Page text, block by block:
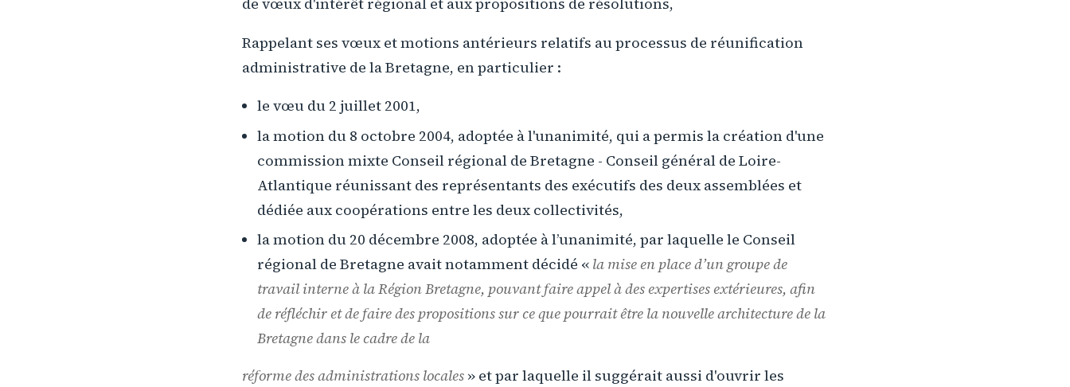
Rappelant ses vœux et motions antérieurs relatifs au processus de réunification
administrative de la Bretagne, en particulier :
le vœu du 2 juillet 2001,
la motion du 8 octobre 2004, adoptée à l'unanimité, qui a permis la création d'une
commission mixte Conseil régional de Bretagne - Conseil général de Loire-
Atlantique réunissant des représentants des exécutifs des deux assemblées et
dédiée aux coopérations entre les deux collectivités,
la motion du 20 décembre 2008, adoptée à l’unanimité, par laquelle le Conseil
régional de Bretagne avait notamment décidé « la mise en place d’un groupe de
travail interne à la Région Bretagne, pouvant faire appel à des expertises extérieures, afin
de réfléchir et de faire des propositions sur ce que pourrait être la nouvelle architecture de la
Bretagne dans le cadre de la
réforme des administrations locales » et par laquelle il suggérait aussi d'ouvrir les